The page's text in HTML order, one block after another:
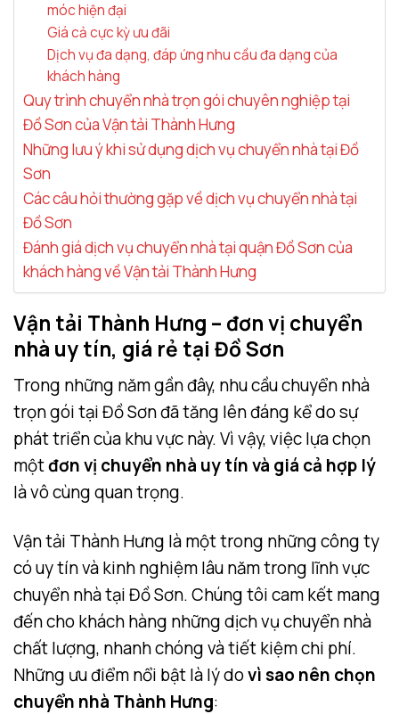
móc hiện đại
Giá cả cực kỳ ưu đãi
Dịch vụ đa dạng, đáp ứng nhu cầu đa dạng của
khách hàng
Quy trình chuyển nhà trọn gói chuyên nghiệp tại
Đồ Sơn của Vận tải Thành Hưng
Những lưu ý khi sử dụng dịch vụ chuyển nhà tại Đồ
Sơn
Các câu hỏi thường gặp về dịch vụ chuyển nhà tại
Đồ Sơn
Đánh giá dịch vụ chuyển nhà tại quận Đồ Sơn của
khách hàng về Vận tải Thành Hưng
Vận tải Thành Hưng – đơn vị chuyển
nhà uy tín, giá rẻ tại Đồ Sơn
Trong những năm gần đây, nhu cầu chuyển nhà
trọn gói tại Đồ Sơn đã tăng lên đáng kể do sự
phát triển của khu vực này. Vì vậy, việc lựa chọn
mộtđơn vị chuyển nhà uy tín và giá cả hợp lý
là vô cùng quan trọng.
Vận tải Thành Hưng là một trong những công ty
có uy tín và kinh nghiệm lâu năm trong lĩnh vực
chuyển nhà tại Đồ Sơn. Chúng tôi cam kết mang
đến cho khách hàng những dịch vụ chuyển nhà
chất lượng, nhanh chóng và tiết kiệm chi phí.
Những ưu điểm nổi bật là lý dovì sao nên chọn
chuyển nhà Thành Hưng: